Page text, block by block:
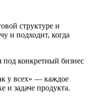
структуре и
и подходит, когда
под конкретный бизнес
у всех» — каждое
и задаче продукта.